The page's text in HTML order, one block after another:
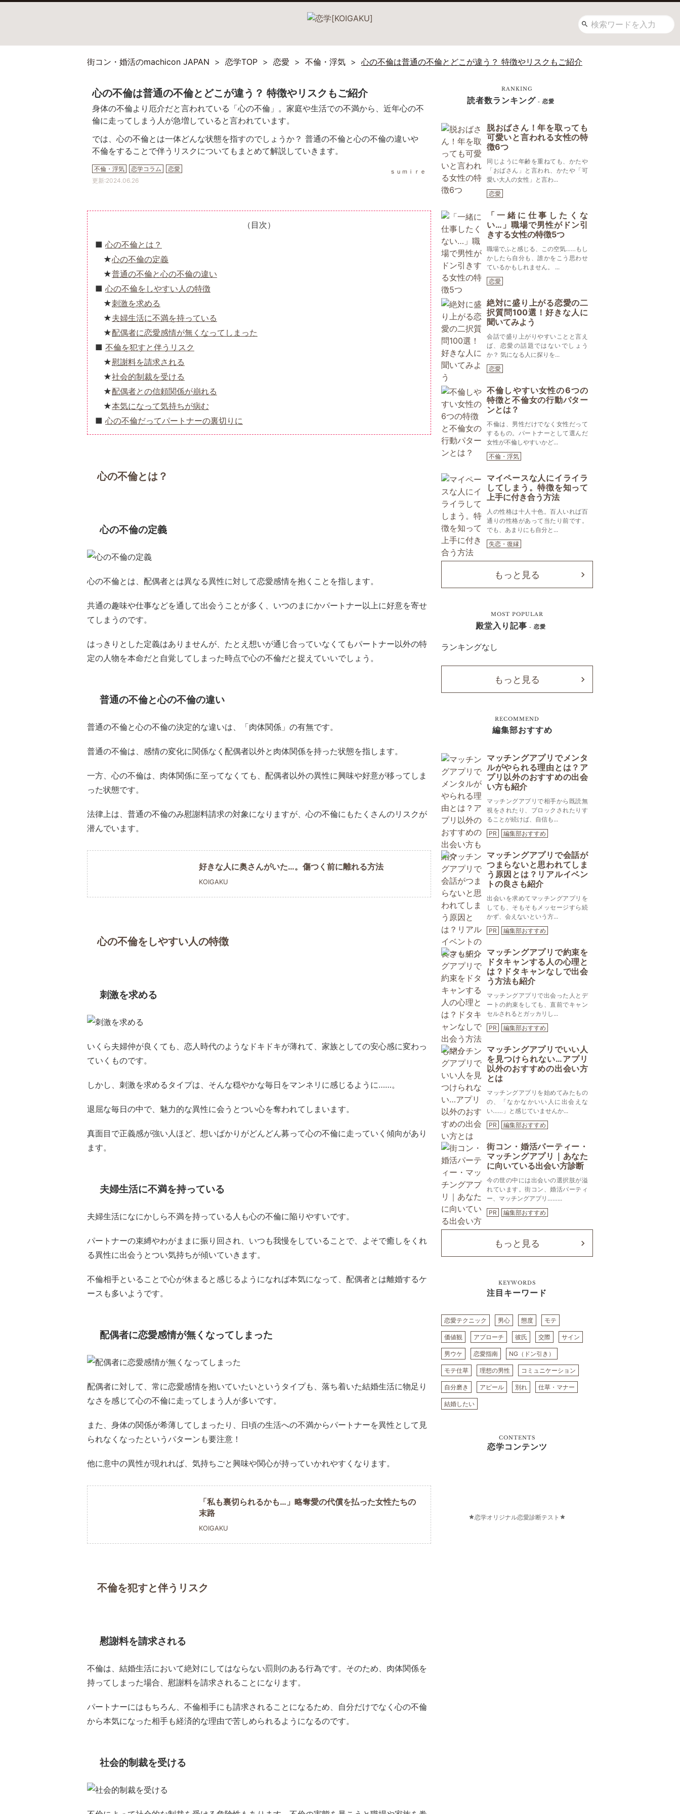
街コン・婚活のmachicon JAPAN 恋学TOP 恋愛 不倫・浮気 心の不倫は普通の不倫とどこが違う？ 特徴やリスクもご紹介
心の不倫は普通の不倫とどこが違う？ 特徴やリスクもご紹介
身体の不倫より厄介だと言われている「心の不倫」。家庭や生活での不満から、近年心の不
倫に走ってしまう人が急増していると言われています。
では、心の不倫とは一体どんな状態を指すのでしょうか？ 普通の不倫と心の不倫の違いや
不倫をすることで伴うリスクについてもまとめて解説していきます。
不倫・浮気 恋学コラム 恋愛
ｓｕｍｉｒｅ
更新:2024.06.26
（目次）
心の不倫とは？
心の不倫の定義
普通の不倫と心の不倫の違い
心の不倫をしやすい人の特徴
刺激を求める
夫婦生活に不満を持っている
配偶者に恋愛感情が無くなってしまった
不倫を犯すと伴うリスク
慰謝料を請求される
社会的制裁を受ける
配偶者との信頼関係が崩れる
本気になって気持ちが病む
心の不倫だってパートナーの裏切りに
心の不倫とは？
心の不倫の定義
心の不倫とは、配偶者とは異なる異性に対して恋愛感情を抱くことを指します。
共通の趣味や仕事などを通して出会うことが多く、いつのまにかパートナー以上に好意を寄せ
てしまうのです。
はっきりとした定義はありませんが、たとえ想いが通じ合っていなくてもパートナー以外の特
定の人物を本命だと自覚してしまった時点で心の不倫だと捉えていいでしょう。
普通の不倫と心の不倫の違い
普通の不倫と心の不倫の決定的な違いは、「肉体関係」の有無です。
普通の不倫は、感情の変化に関係なく配偶者以外と肉体関係を持った状態を指します。
一方、心の不倫は、肉体関係に至ってなくても、配偶者以外の異性に興味や好意が移ってしま
った状態です。
法律上は、普通の不倫のみ慰謝料請求の対象になりますが、心の不倫にもたくさんのリスクが
潜んでいます。
好きな人に奥さんがいた…。傷つく前に離れる方法
KOIGAKU
心の不倫をしやすい人の特徴
刺激を求める
いくら夫婦仲が良くても、恋人時代のようなドキドキが薄れて、家族としての安心感に変わっ
ていくものです。
しかし、刺激を求めるタイプは、そんな穏やかな毎日をマンネリに感じるように……。
退屈な毎日の中で、魅力的な異性に会うとつい心を奪われてしまいます。
真面目で正義感が強い人ほど、想いばかりがどんどん募って心の不倫に走っていく傾向があり
ます。
夫婦生活に不満を持っている
夫婦生活になにかしら不満を持っている人も心の不倫に陥りやすいです。
パートナーの束縛やわがままに振り回され、いつも我慢をしていることで、よそで癒しをくれ
る異性に出会うとつい気持ちが傾いていきます。
不倫相手といることで心が休まると感じるようになれば本気になって、配偶者とは離婚するケ
ースも多いようです。
配偶者に恋愛感情が無くなってしまった
配偶者に対して、常に恋愛感情を抱いていたいというタイプも、落ち着いた結婚生活に物足り
なさを感じて心の不倫に走ってしまう人が多いです。
また、身体の関係が希薄してしまったり、日頃の生活への不満からパートナーを異性として見
られなくなったというパターンも要注意！
他に意中の異性が現れれば、気持ちごと興味や関心が持っていかれやすくなります。
「私も裏切られるかも…」略奪愛の代償を払った女性たちの
末路
KOIGAKU
不倫を犯すと伴うリスク
慰謝料を請求される
不倫は、結婚生活において絶対にしてはならない罰則のある行為です。そのため、肉体関係を
持ってしまった場合、慰謝料を請求されることになります。
パートナーにはもちろん、不倫相手にも請求されることになるため、自分だけでなく心の不倫
から本気になった相手も経済的な理由で苦しめられるようになるのです。
社会的制裁を受ける
RANKING
読者数ランキング - 恋愛
脱おばさん！年を取っても
可愛いと言われる女性の特
徴6つ
同じように年齢を重ねても、かたや
「おばさん」と言われ、かたや「可
愛い大人の女性」と言わ...
恋愛
「一緒に仕事したくな
い…」職場で男性がドン引
きする女性の特徴5つ
職場でふと感じる、この空気……もし
かしたら自分も、誰かをこう思わせ
ているかもしれません。 ...
恋愛
絶対に盛り上がる恋愛の二
択質問100選！好きな人に
聞いてみよう
会話で盛り上がりやすいことと言え
ば、恋愛の話題ではないでしょう
か？ 気になる人に探りを...
恋愛
不倫しやすい女性の6つの
特徴と不倫女の行動パター
ンとは？
不倫は、男性だけでなく女性だって
するもの。パートナーとして選んだ
女性が不倫しやすいかど...
不倫・浮気
マイペースな人にイライラ
してしまう。特徴を知って
上手に付き合う方法
人の性格は十人十色。百人いれば百
通りの性格があって当たり前です。
でも、あまりにも自分と...
失恋・復縁
もっと見る
MOST POPULAR
殿堂入り記事 - 恋愛
ランキングなし
もっと見る
RECOMMEND
編集部おすすめ
マッチングアプリでメンタ
ルがやられる理由とは？ア
プリ以外のおすすめの出会
い方も紹介
マッチングアプリで相手から既読無
視をされたり、ブロックされたりす
ることが続けば、自信も...
PR
編集部おすすめ
マッチングアプリで会話が
つまらないと思われてしま
う原因とは？リアルイベン
トの良さも紹介
出会いを求めてマッチングアプリを
しても、そもそもメッセージすら続
かず、会えないという方...
PR
編集部おすすめ
マッチングアプリで約束を
ドタキャンする人の心理と
は？ドタキャンなしで出会
う方法も紹介
マッチングアプリで出会った人とデ
ートの約束をしても、直前でキャン
セルされるとガッカリし...
PR
編集部おすすめ
マッチングアプリでいい人
を見つけられない…アプリ
以外のおすすめの出会い方
とは
マッチングアプリを始めてみたもの
の、「なかなかいい人に出会えな
い……」と感じていませんか...
PR
編集部おすすめ
街コン・婚活パーティー・
マッチングアプリ｜あなた
に向いている出会い方診断
今の世の中には出会いの選択肢が溢
れています。街コン、婚活パーティ
ー、マッチングアプリ……...
PR
編集部おすすめ
もっと見る
KEYWORDS
注目キーワード
恋愛テクニック 男心 態度 モテ
価値観 アプローチ 彼氏 交際 サイン
男ウケ 恋愛指南 NG（ドン引き）
モテ仕草 理想の男性 コミュニケーション
自分磨き アピール 別れ 仕草・マナー
結婚したい
CONTENTS
恋学コンテンツ
恋学オリジナル恋愛診断テスト